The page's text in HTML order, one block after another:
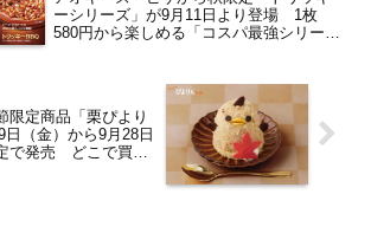
ーシリーズ」が9月11日より登場 1枚
580円から楽しめる「コスパ最強シリー
限定商品「栗ぴより
日（金）から9月28日
で発売 どこで買え